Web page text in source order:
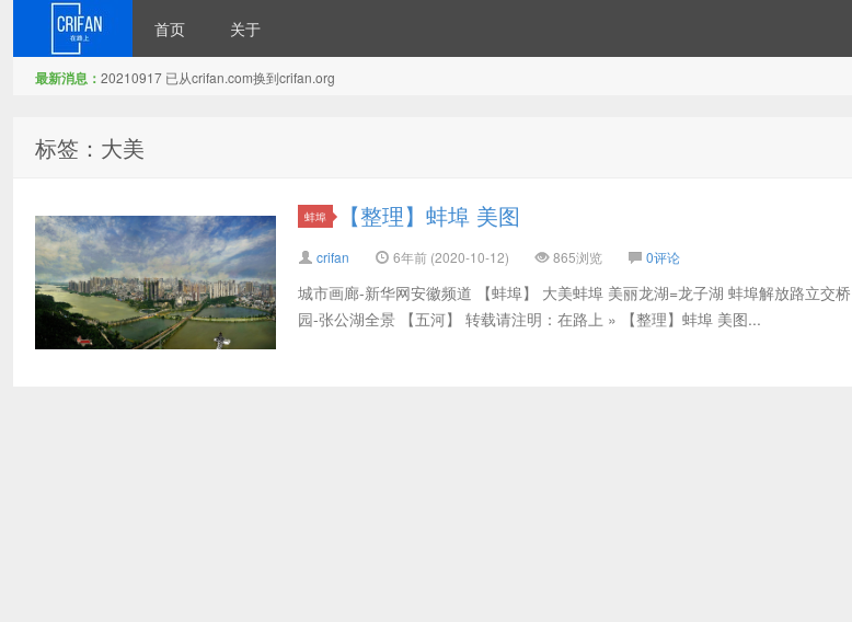
首页 关于
最新消息： 20210917 已从crifan.com换到crifan.org
标签：大美
蚌埠 【整理】蚌埠 美图
crifan 6年前 (2020-10-12) 865浏览 0评论
城市画廊-新华网安徽频道 【蚌埠】 大美蚌埠 美丽龙湖=龙子湖 蚌埠解放路立交
园-张公湖全景 【五河】 转载请注明：在路上 » 【整理】蚌埠 美图...